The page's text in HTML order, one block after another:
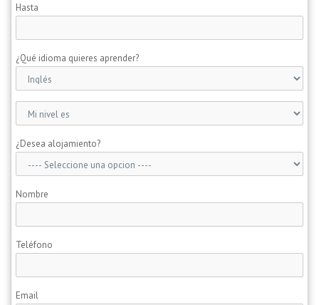
Hasta
¿Qué idioma quieres aprender?
¿Desea alojamiento?
Nombre
Teléfono
Email